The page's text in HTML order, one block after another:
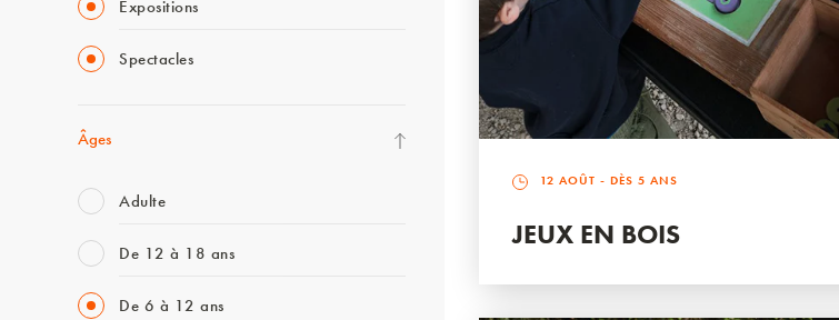
Expositions
Spectacles
Âges
Adulte
De 12 à 18 ans
De 6 à 12 ans
12 AOÛT - DÈS 5 ANS
JEUX EN BOIS